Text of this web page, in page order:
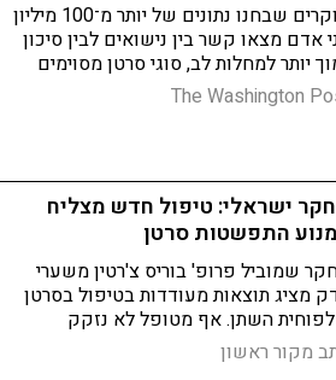
חוקרים שבחנו נתונים של יותר מ־100 מיליון
אדם מצאו קשר בין נישואים לבין סיכון
יותר למחלות לב, סוגי סרטן מסוימים
נפשיות. עם זאת, המומחים
נישואים אינם ערובה לבריאות
The Washington
ישראלי: טיפול חדש מצליח
התפשטות סרטן
שמוביל פרופ' בוריס צ'רטין משערי
מציג תוצאות מעודדות בטיפול בסרטן
השתן. אף מטופל לא נזקק
והמחלה לא התקדמה לשלב פולשני
מקור ראשון